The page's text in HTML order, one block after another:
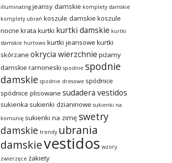
illuminating jeansy damskie komplety damskie
komplety ubrań koszule damskie koszule
nocne krata kurtki kurtki damskie kurtki
damskie hurtowo kurtki jeansowe kurtki
skórzane okrycia wierzchnie piżamy
damskie ramoneski spodnie spodnie
damskie spodnie dresowe spódnice
spódnice plisowane sudadera vestidos
sukienka sukienki dzianinowe sukienki na
komunię sukienki na zimę swetry
damskie trendy ubrania
damskievestidos wzory
zwierzęce żakiety